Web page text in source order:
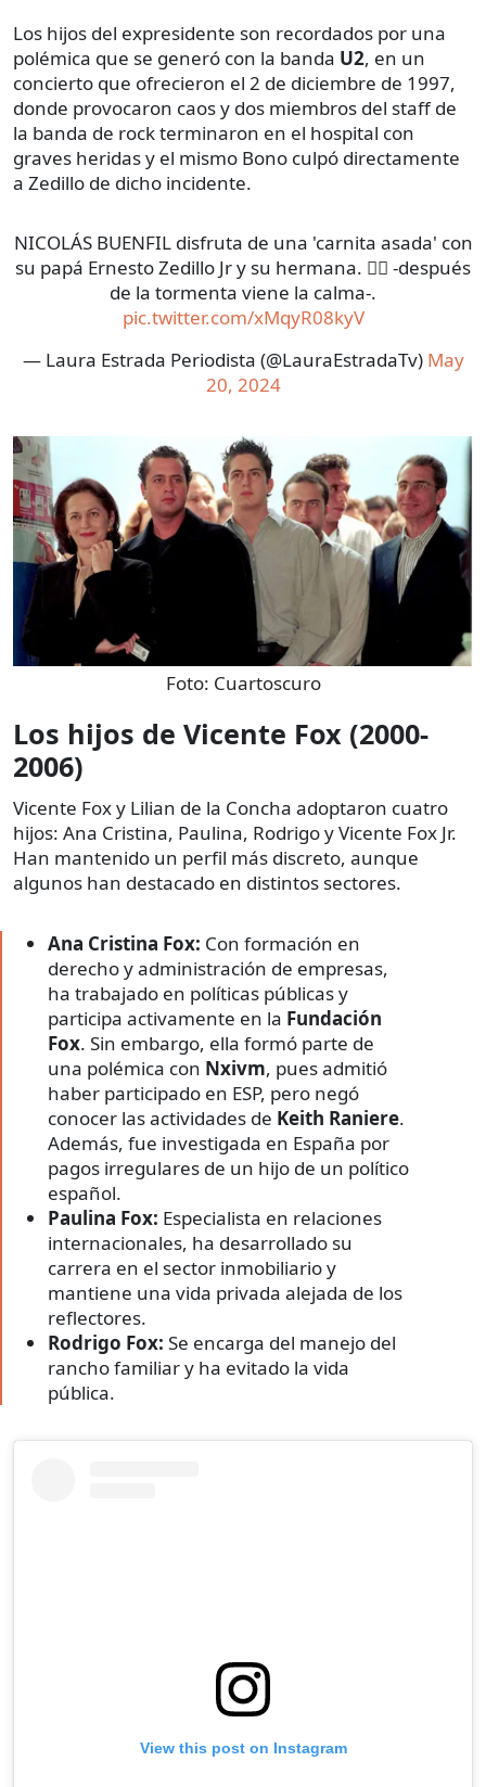
Los hijos del expresidente son recordados por una
polémica que se generó con la banda U2, en un
concierto que ofrecieron el 2 de diciembre de 1997,
donde provocaron caos y dos miembros del staff de
la banda de rock terminaron en el hospital con
graves heridas y el mismo Bono culpó directamente
a Zedillo de dicho incidente.
NICOLÁS BUENFIL disfruta de una 'carnita asada' con
su papá Ernesto Zedillo Jr y su hermana. ✌🏼 -después
de la tormenta viene la calma-.
pic.twitter.com/xMqyR08kyV
— Laura Estrada Periodista (@LauraEstradaTv) May
20, 2024
Foto: Cuartoscuro
Los hijos de Vicente Fox (2000-
2006)
Vicente Fox y Lilian de la Concha adoptaron cuatro
hijos: Ana Cristina, Paulina, Rodrigo y Vicente Fox Jr.
Han mantenido un perfil más discreto, aunque
algunos han destacado en distintos sectores.
Ana Cristina Fox: Con formación en
derecho y administración de empresas,
ha trabajado en políticas públicas y
participa activamente en la Fundación
Fox. Sin embargo, ella formó parte de
una polémica con Nxivm, pues admitió
haber participado en ESP, pero negó
conocer las actividades de Keith Raniere.
Además, fue investigada en España por
pagos irregulares de un hijo de un político
español.
Paulina Fox: Especialista en relaciones
internacionales, ha desarrollado su
carrera en el sector inmobiliario y
mantiene una vida privada alejada de los
reflectores.
Rodrigo Fox: Se encarga del manejo del
rancho familiar y ha evitado la vida
pública.
View this post on Instagram